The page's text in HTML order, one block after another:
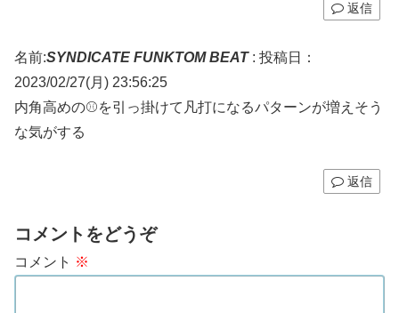
返信
名前:SYNDICATE FUNKTOM BEAT: 投稿日：
2023/02/27(月) 23:56:25
内角高めの⚾️を引っ掛けて凡打になるパターンが増えそう
な気がする
返信
コメントをどうぞ
コメント ※